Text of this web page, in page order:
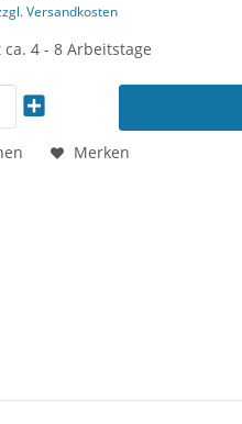
Versandkosten
4 - 8 Arbeitstage
Merken